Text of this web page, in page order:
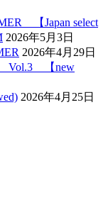
【Japan select
2026年5月3日
2026年4月29日
Vol.3 【new
2026年4月25日